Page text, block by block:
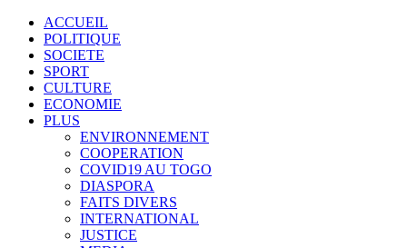
ACCUEIL
POLITIQUE
SOCIETE
SPORT
CULTURE
ECONOMIE
PLUS
ENVIRONNEMENT
COOPERATION
COVID19 AU TOGO
DIASPORA
FAITS DIVERS
INTERNATIONAL
JUSTICE